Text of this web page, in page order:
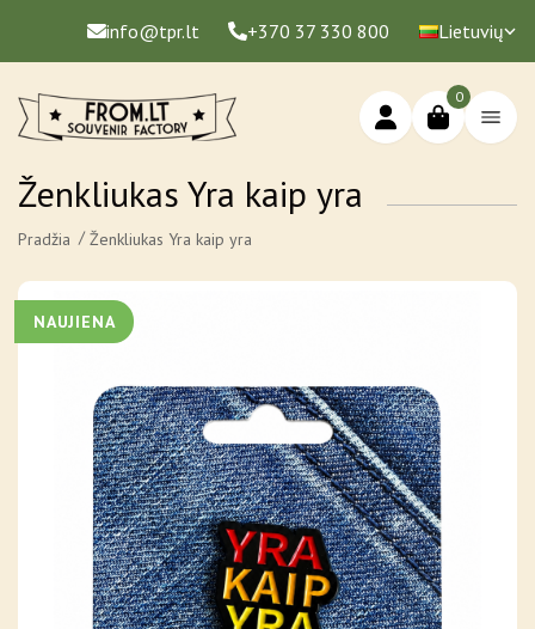
info@tpr.lt +370 37 330 800 Lietuvių
0
Ženkliukas Yra kaip yra
Pradžia Ženkliukas Yra kaip yra
NAUJIENA